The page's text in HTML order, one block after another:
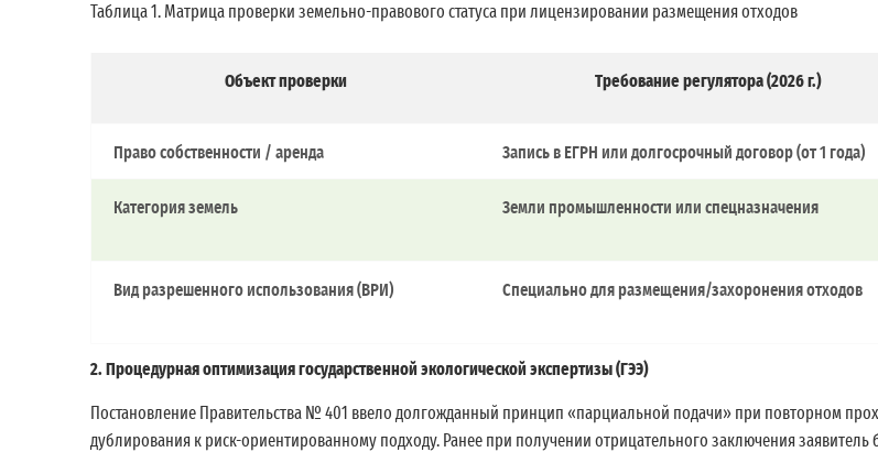
Таблица 1. Матрица проверки земельно-правового статуса при лицензировании размещения отходов
Объект проверки Требование регулятора (2026 г.)
Право собственности / аренда Запись в ЕГРН или долгосрочный договор (от 1 года)
Категория земель Земли промышленности или спецназначения
Вид разрешенного использования (ВРИ) Специально для размещения/захоронения отходов
2. Процедурная оптимизация государственной экологической экспертизы (ГЭЭ)
Постановление Правительства № 401 ввело долгожданный принцип «парциальной подачи» при повторном
дублирования к риск-ориентированному подходу. Ранее при получении отрицательного заключения